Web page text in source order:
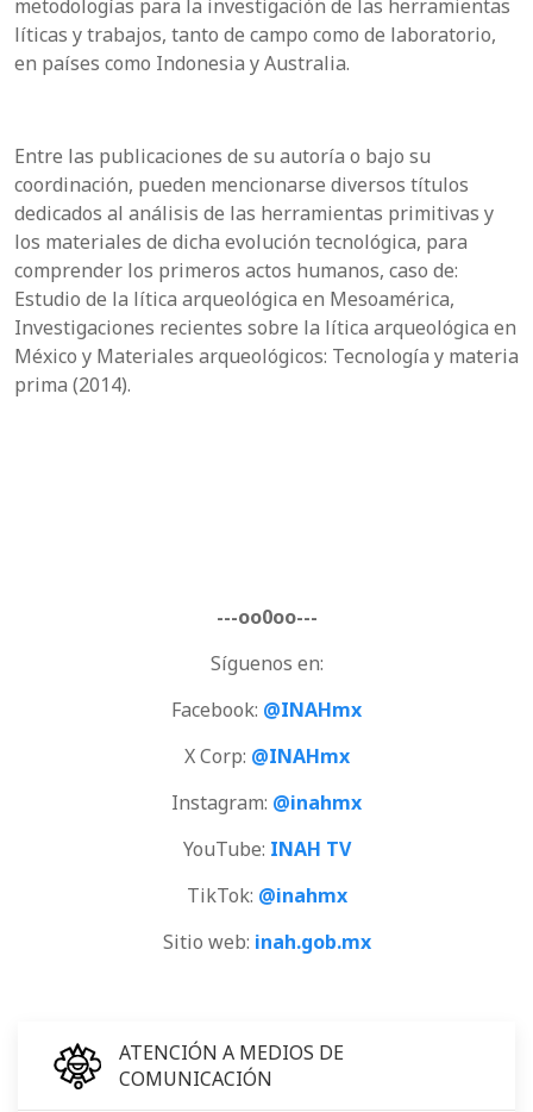
metodologías para la investigación de las herramientas
líticas y trabajos, tanto de campo como de laboratorio,
en países como Indonesia y Australia.
Entre las publicaciones de su autoría o bajo su
coordinación, pueden mencionarse diversos títulos
dedicados al análisis de las herramientas primitivas y
los materiales de dicha evolución tecnológica, para
comprender los primeros actos humanos, caso de:
Estudio de la lítica arqueológica en Mesoamérica,
Investigaciones recientes sobre la lítica arqueológica en
México y Materiales arqueológicos: Tecnología y materia
prima (2014).
---oo0oo---
Síguenos en:
Facebook: @INAHmx
X Corp: @INAHmx
Instagram: @inahmx
YouTube: INAH TV
TikTok: @inahmx
Sitio web: inah.gob.mx
ATENCIÓN A MEDIOS DE
COMUNICACIÓN